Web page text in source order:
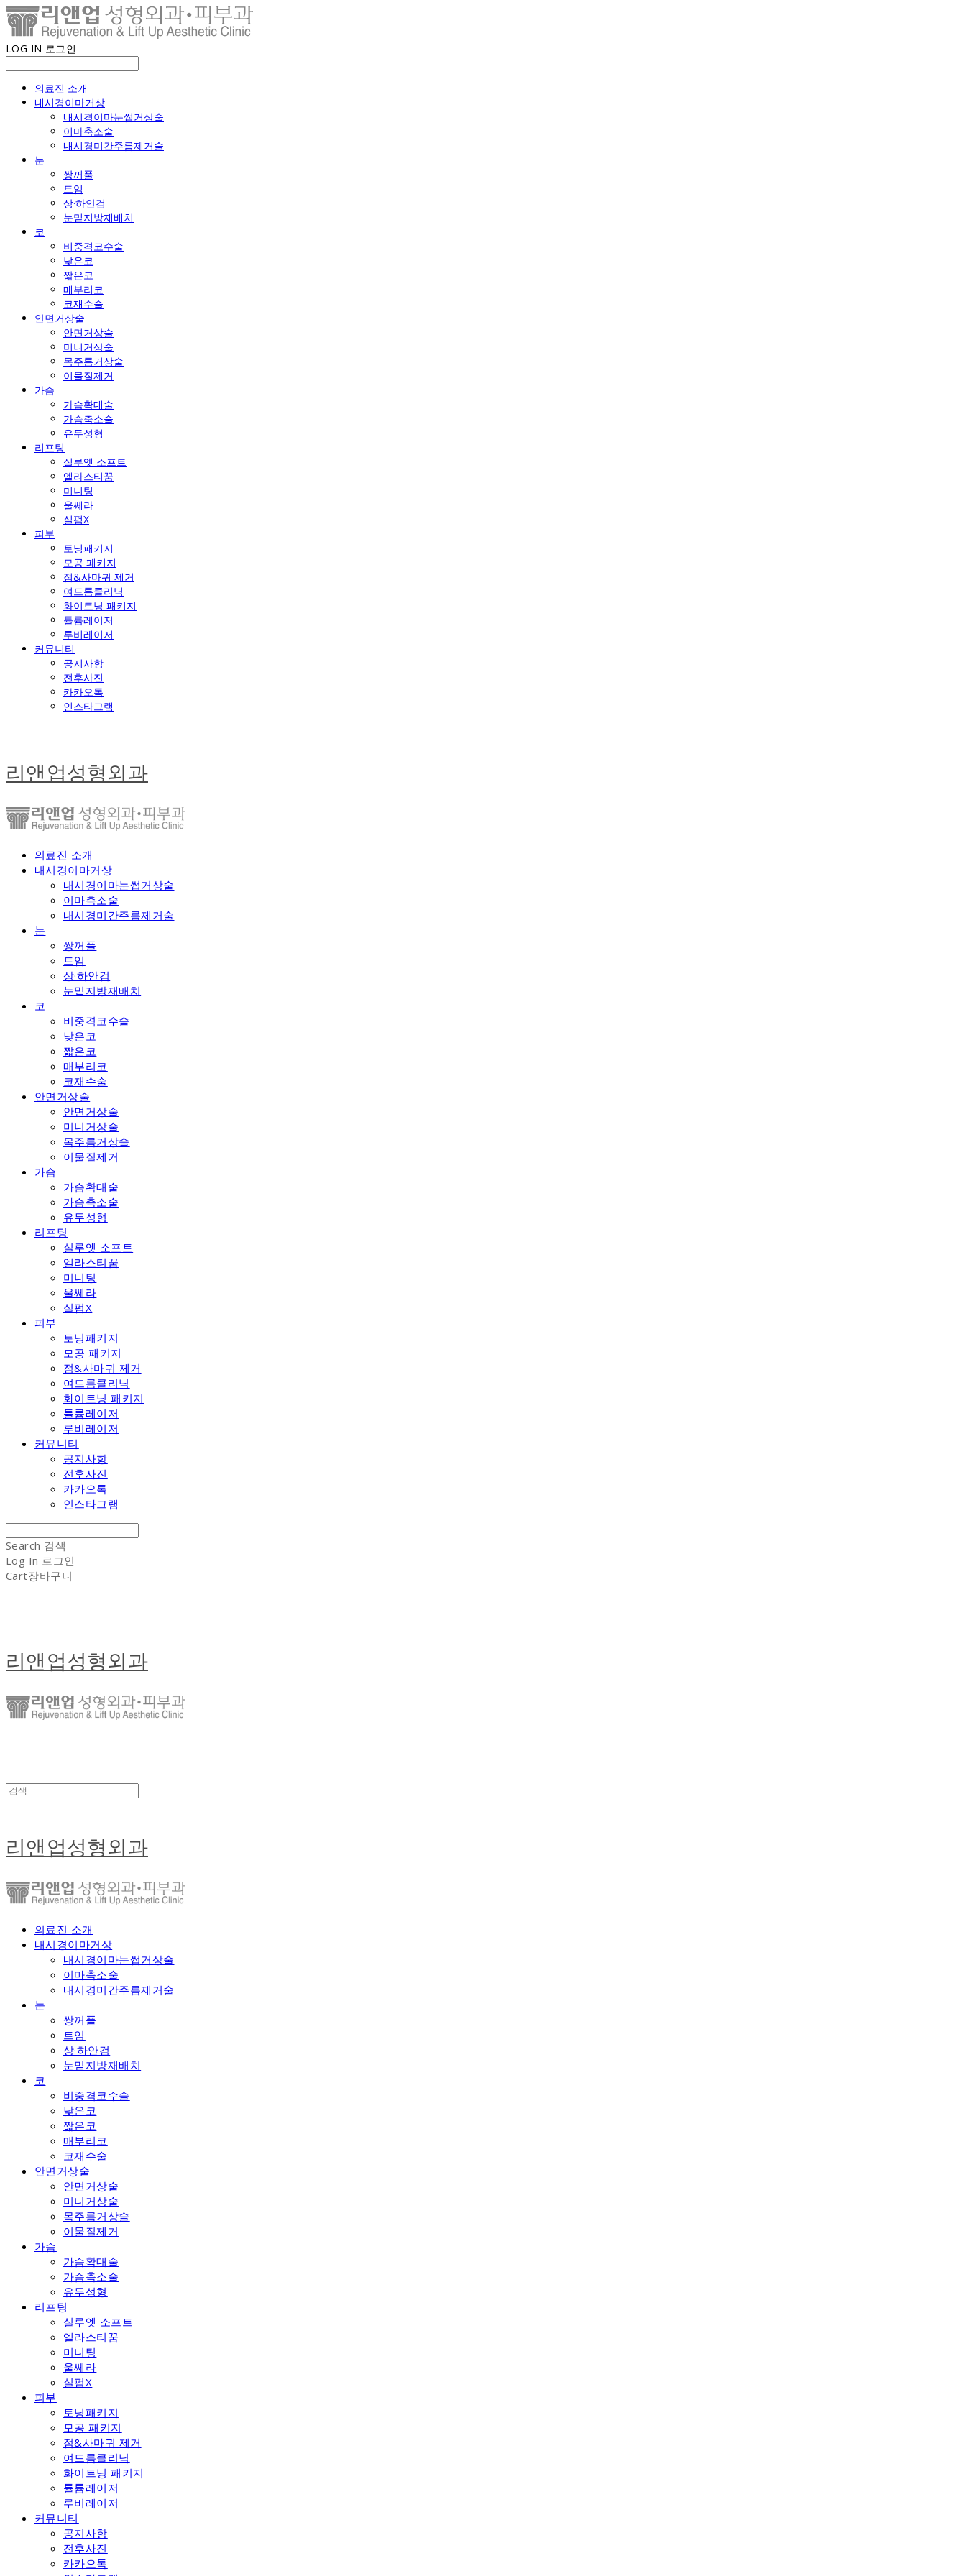
LOG IN 로그인
의료진 소개
내시경이마거상
내시경이마눈썹거상술
이마축소술
내시경미간주름제거술
눈
쌍꺼풀
트임
상·하안검
눈밑지방재배치
코
비중격코수술
낮은코
짧은코
매부리코
코재수술
안면거상술
안면거상술
미니거상술
목주름거상술
이물질제거
가슴
가슴확대술
가슴축소술
유두성형
리프팅
실루엣 소프트
엘라스티꿈
미니팅
울쎄라
실펌X
피부
토닝패키지
모공 패키지
점&사마귀 제거
여드름클리닉
화이트닝 패키지
튤륨레이저
루비레이저
커뮤니티
공지사항
전후사진
카카오톡
인스타그램
리앤업성형외과
의료진 소개
내시경이마거상
내시경이마눈썹거상술
이마축소술
내시경미간주름제거술
눈
쌍꺼풀
트임
상·하안검
눈밑지방재배치
코
비중격코수술
낮은코
짧은코
매부리코
코재수술
안면거상술
안면거상술
미니거상술
목주름거상술
이물질제거
가슴
가슴확대술
가슴축소술
유두성형
리프팅
실루엣 소프트
엘라스티꿈
미니팅
울쎄라
실펌X
피부
토닝패키지
모공 패키지
점&사마귀 제거
여드름클리닉
화이트닝 패키지
튤륨레이저
루비레이저
커뮤니티
공지사항
전후사진
카카오톡
인스타그램
Search 검색
Log In 로그인
Cart장바구니
리앤업성형외과
리앤업성형외과
의료진 소개
내시경이마거상
내시경이마눈썹거상술
이마축소술
내시경미간주름제거술
눈
쌍꺼풀
트임
상·하안검
눈밑지방재배치
코
비중격코수술
낮은코
짧은코
매부리코
코재수술
안면거상술
안면거상술
미니거상술
목주름거상술
이물질제거
가슴
가슴확대술
가슴축소술
유두성형
리프팅
실루엣 소프트
엘라스티꿈
미니팅
울쎄라
실펌X
피부
토닝패키지
모공 패키지
점&사마귀 제거
여드름클리닉
화이트닝 패키지
튤륨레이저
루비레이저
커뮤니티
공지사항
전후사진
카카오톡